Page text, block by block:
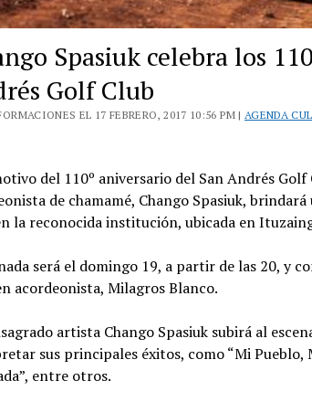
Spasiuk celebra los
Golf Club
EL 17 FEBRERO, 2017 10:56 PM | AGENDA
del 110º aniversario del San Andrés
de chamamé, Chango Spasiuk,
la reconocida institución, ubicada en
será el domingo 19, a partir de las 20, y
acordeonista, Milagros Blanco.
artista Chango Spasiuk subirá al
sus principales éxitos, como “Mi Pueblo,
entre otros.